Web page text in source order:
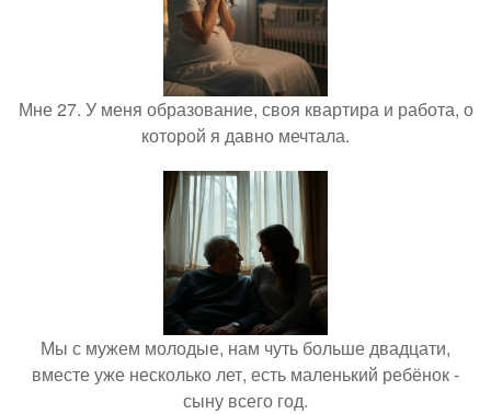
Мне 27. У меня образование, своя квартира и работа, о
которой я давно мечтала.
Мы с мужем молодые, нам чуть больше двадцати,
вместе уже несколько лет, есть маленький ребёнок -
сыну всего год.